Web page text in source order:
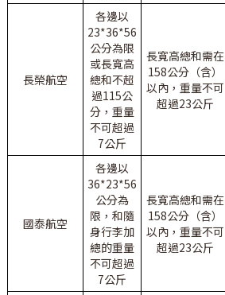
長榮航空
各邊以
23*36*56
公分為限
或長寬高
總和不超
過115公
分，重量
不可超過
7公斤
長寬高總和需在
158公分（含）
以內，重量不可
超過23公斤
國泰航空
各邊以
36*23*56
公分為
限，和隨
身行李加
總的重量
不可超過
7公斤
長寬高總和需在
158公分（含）
以內，重量不可
超過23公斤